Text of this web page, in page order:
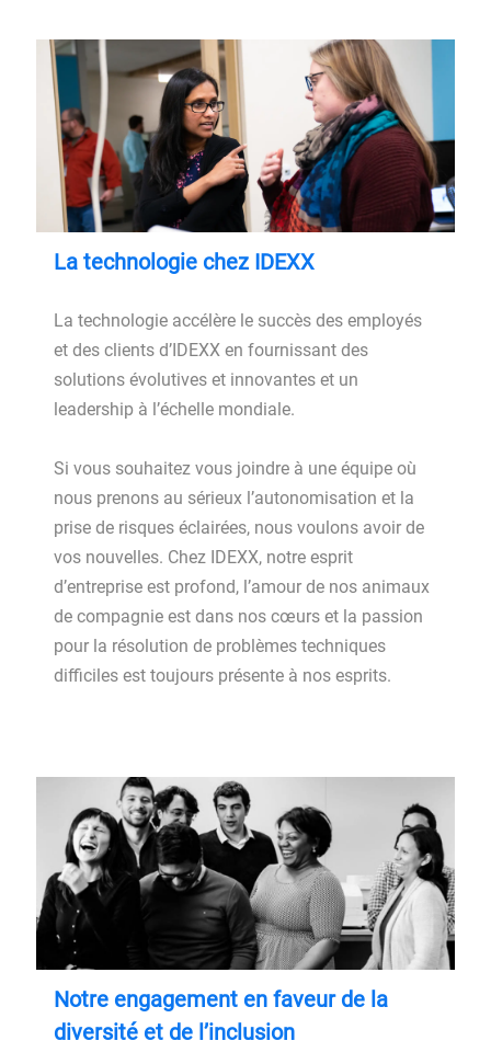
La technologie chez IDEXX
La technologie accélère le succès des employés
et des clients d’IDEXX en fournissant des
solutions évolutives et innovantes et un
leadership à l’échelle mondiale.
Si vous souhaitez vous joindre à une équipe où
nous prenons au sérieux l’autonomisation et la
prise de risques éclairées, nous voulons avoir de
vos nouvelles. Chez IDEXX, notre esprit
d’entreprise est profond, l’amour de nos animaux
de compagnie est dans nos cœurs et la passion
pour la résolution de problèmes techniques
difficiles est toujours présente à nos esprits.
Notre engagement en faveur de la
diversité et de l’inclusion